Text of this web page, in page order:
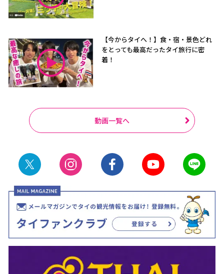
【今からタイへ！】食・宿・景色どれ
をとっても最高だったタイ旅行に密
着！
動画一覧へ